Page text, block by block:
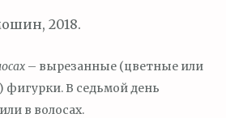
2018.
– вырезанные (цветные или
фигурки. В седьмой день
в волосах.